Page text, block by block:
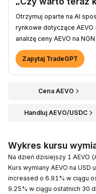
Otrzymuj oparte na AI
rynkowe dotyczące AEVO
analizę ceny AEVO na
Zapytaj TradeGPT
Cena AEVO
Handluj AEVO/USDC
Wykres kursu
Na dzień dzisiejszy 1 AEVO
Kurs wymiany AEVO na
increased o 6.91% w ciągu
9.25% w ciągu ostatnich 30